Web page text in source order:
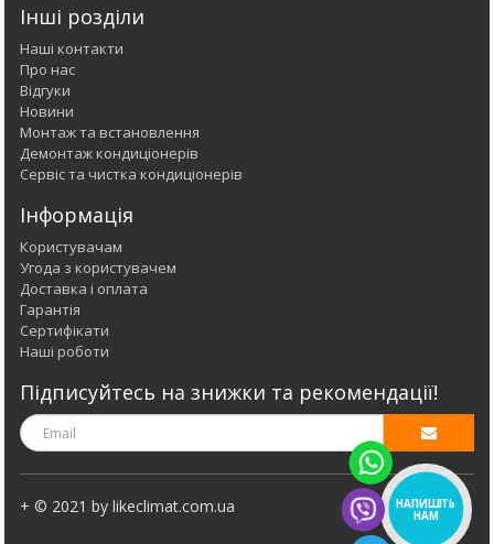
Інші розділи
Наші контакти
Про нас
Відгуки
Новини
Монтаж та встановлення
Демонтаж кондиціонерів
Сервіс та чистка кондиціонерів
Інформація
Користувачам
Угода з користувачем
Доставка і оплата
Гарантія
Сертифікати
Наші роботи
Підписуйтесь на знижки та рекомендації!
+ © 2021 by likeclimat.com.ua НАПИШІТЬ
НАМ